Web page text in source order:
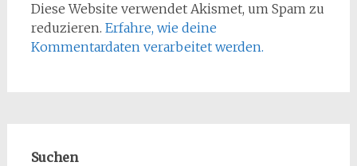
Diese Website verwendet Akismet, um Spam zu
reduzieren. Erfahre, wie deine
Kommentardaten verarbeitet werden.
Suchen